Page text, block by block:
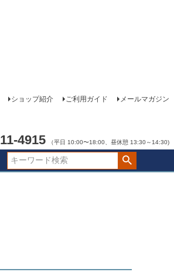
ショップ紹介 ご利用ガイド メールマガジン
4915 （平日 10:00〜18:00、昼休憩 13:30～14:30)